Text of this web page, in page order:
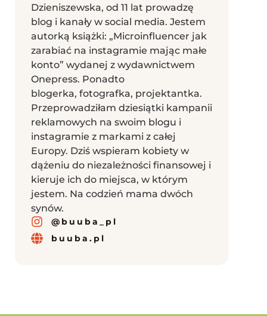
Dzieniszewska, od 11 lat prowadzę
blog i kanały w social media. Jestem
autorką książki: „Microinfluencer jak
zarabiać na instagramie mając małe
konto” wydanej z wydawnictwem
Onepress. Ponadto
blogerka, fotografka, projektantka.
Przeprowadziłam dziesiątki kampanii
reklamowych na swoim blogu i
instagramie z markami z całej
Europy. Dziś wspieram kobiety w
dążeniu do niezależności finansowej i
kieruje ich do miejsca, w którym
jestem. Na codzień mama dwóch
synów.
@buuba_pl
buuba.pl